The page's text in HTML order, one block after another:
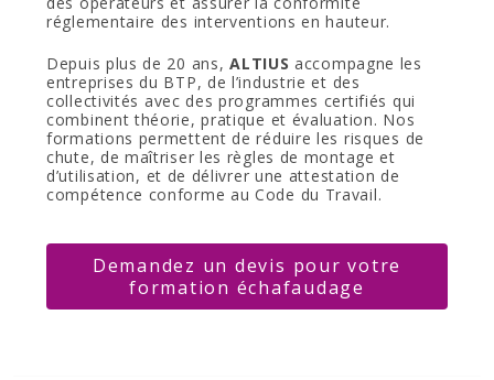
réglementaire des interventions en hauteur.
Depuis plus de 20 ans, ALTIUS accompagne les
entreprises du BTP, de l’industrie et des
collectivités avec des programmes certifiés qui
combinent théorie, pratique et évaluation. Nos
formations permettent de réduire les risques de
chute, de maîtriser les règles de montage et
d’utilisation, et de délivrer une attestation de
compétence conforme au Code du Travail.
Demandez un devis pour votre
formation échafaudage